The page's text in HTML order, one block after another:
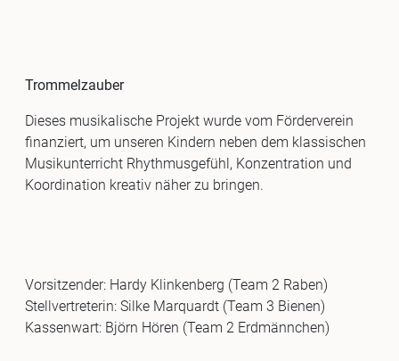
Trommelzauber
Dieses musikalische Projekt wurde vom Förderverein
finanziert, um unseren Kindern neben dem klassischen
Musikunterricht Rhythmusgefühl, Konzentration und
Koordination kreativ näher zu bringen.
Vorsitzender: Hardy Klinkenberg (Team 2 Raben)
Stellvertreterin: Silke Marquardt (Team 3 Bienen)
Kassenwart: Björn Hören (Team 2 Erdmännchen)